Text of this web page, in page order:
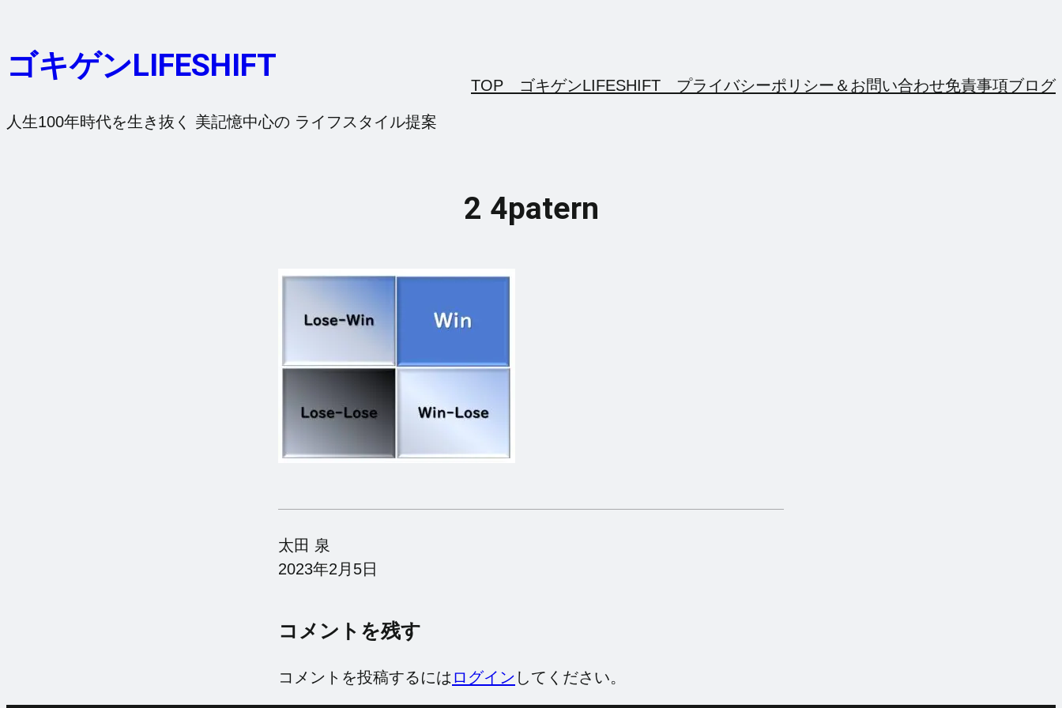
を
キ
ゴキゲンLIFESHIFT
人生100年時代を生き抜く 美記憶中心の ライフスタイル提案
TOP ゴキゲンLIFESHIFT プライバシーポリシー＆お問い合わせ免責事項ブログ
2 4patern
太田 泉
2023年2月5日
コメントを残す
コメントを投稿するには ログイン してください。